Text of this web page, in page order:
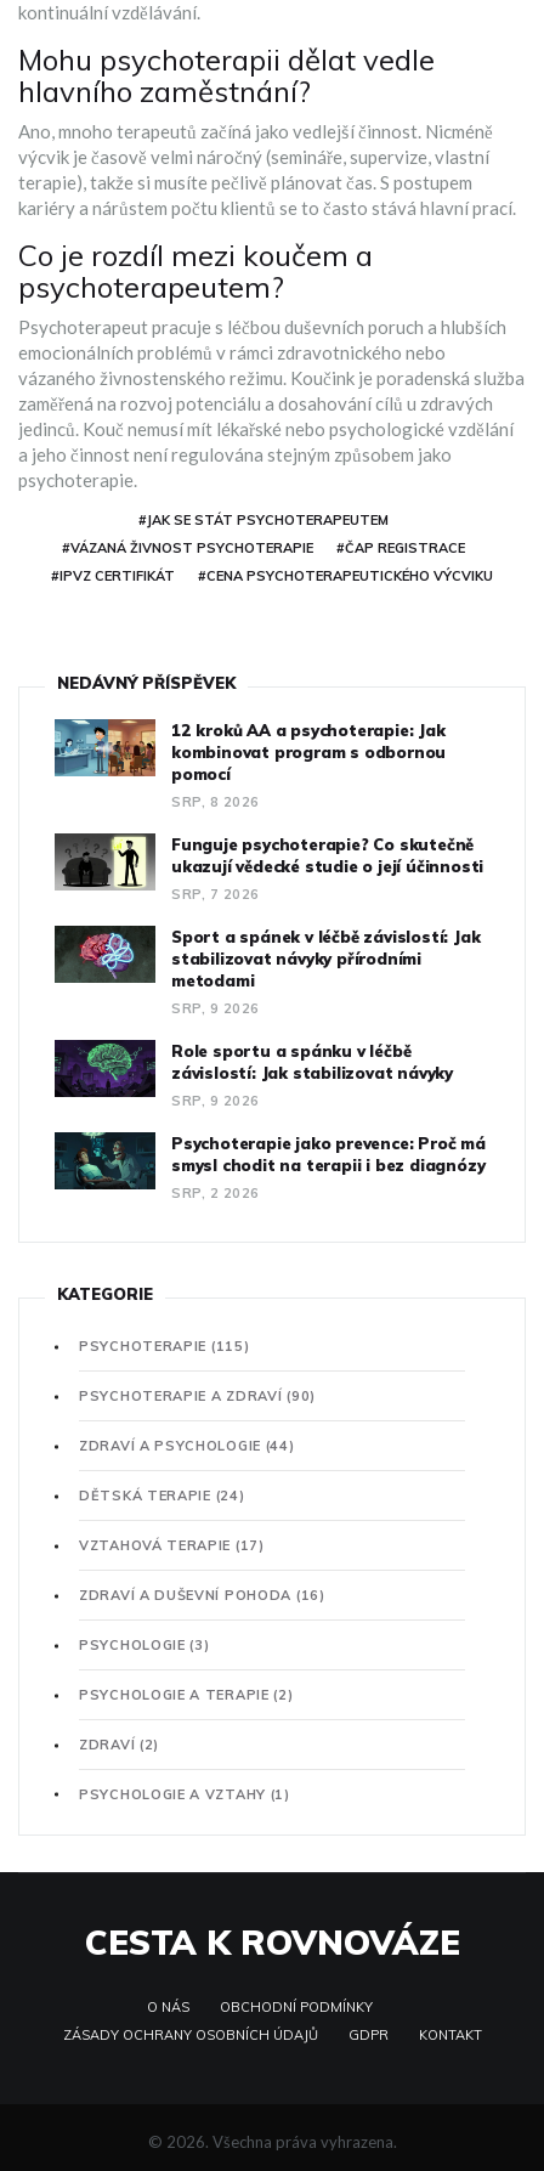
kontinuální vzdělávání.
Mohu psychoterapii dělat vedle
hlavního zaměstnání?
Ano, mnoho terapeutů začíná jako vedlejší činnost. Nicméně
výcvik je časově velmi náročný (semináře, supervize, vlastní
terapie), takže si musíte pečlivě plánovat čas. S postupem
kariéry a nárůstem počtu klientů se to často stává hlavní prací.
Co je rozdíl mezi koučem a
psychoterapeutem?
Psychoterapeut pracuje s léčbou duševních poruch a hlubších
emocionálních problémů v rámci zdravotnického nebo
vázaného živnostenského režimu. Koučink je poradenská služba
zaměřená na rozvoj potenciálu a dosahování cílů u zdravých
jedinců. Kouč nemusí mít lékařské nebo psychologické vzdělání
a jeho činnost není regulována stejným způsobem jako
psychoterapie.
#JAK SE STÁT PSYCHOTERAPEUTEM
#VÁZANÁ ŽIVNOST PSYCHOTERAPIE
#ČAP REGISTRACE
#IPVZ CERTIFIKÁT
#CENA PSYCHOTERAPEUTICKÉHO VÝCVIKU
NEDÁVNÝ PŘÍSPĚVEK
12 kroků AA a psychoterapie: Jak
kombinovat program s odbornou
pomocí
SRP, 8 2026
Funguje psychoterapie? Co skutečně
ukazují vědecké studie o její účinnosti
SRP, 7 2026
Sport a spánek v léčbě závislostí: Jak
stabilizovat návyky přírodními
metodami
SRP, 9 2026
Role sportu a spánku v léčbě
závislostí: Jak stabilizovat návyky
SRP, 9 2026
Psychoterapie jako prevence: Proč má
smysl chodit na terapii i bez diagnózy
SRP, 2 2026
KATEGORIE
PSYCHOTERAPIE (115)
PSYCHOTERAPIE A ZDRAVÍ(90)
ZDRAVÍ A PSYCHOLOGIE (44)
DĚTSKÁ TERAPIE (24)
VZTAHOVÁ TERAPIE (17)
ZDRAVÍ A DUŠEVNÍ POHODA (16)
PSYCHOLOGIE(3)
PSYCHOLOGIE A TERAPIE(2)
ZDRAVÍ (2)
PSYCHOLOGIE A VZTAHY (1)
CESTA K ROVNOVÁZE
O NÁS
OBCHODNÍ PODMÍNKY
ZÁSADY OCHRANY OSOBNÍCH ÚDAJŮ
GDPR KONTAKT
© 2026. Všechna práva vyhrazena.